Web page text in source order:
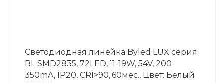
Светодиодная линейка Byled LUX серия
BL SMD2835, 72LED, 11-19W, 54V, 200-
350mA, IP20, CRI>90, 60мес., Цвет: Белый